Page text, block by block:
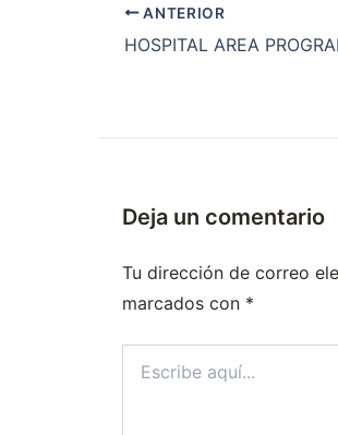
ANTERIOR
Deja un comentario
Tu dirección de correo
marcados con *
aquí...